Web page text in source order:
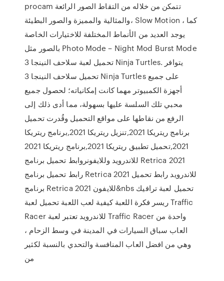
procam تتمكن من خلاله من التقاط الصور الرائعة
والمثالية والمميزة والصور البطيئة، Slow Motion ، كما
يوجد العديد من الأنماط المختلفة للاختيارات الخاصة
بالصور مثل Photo Mode – Night Mod Burst Mode
تحميل لعبة سلاحف النينجا 3 Ninja Turtles. يتوافر
تحميل سلاحف النينجا 3 Ninja Turtles على جميع
أجهزة الكمبيوتر مهما كانت إمكانياته؛ لحصول جميع
محبي تلك السلسة عليها بسهولة، مما أدى ذلك إلى
الرفع من نقاطها على مواقع التحميل وقُدرت تحميل
برنامج ريتريكا 2021,تنزيل ريتريكا 2021,برنامج ريتريكا
2021,تحميل تطبيق ريتريكا 2021,برنامج ريتريكا 2021
للاندرويد وللايفونروابط تحميل برنامج Retrica 2021
رابط تحميل برنامج Retrica 2021 للاندرويد رابط تحميل
برنامج Retrica 2021 للايفون&nbs تحميل لعبة ترافيك
ريسر فكرة اللعبة كيفية لعب اللعبة تحميل لعبة Traffic
Racer للاندرويد تعتبر لعبة Traffic Racer واحدة من
العاب سباق السيارات في المدينة في وسط الزحام ،
وهي من افضل العاب المنافسة والتحدي بالنسبة لكثير
من